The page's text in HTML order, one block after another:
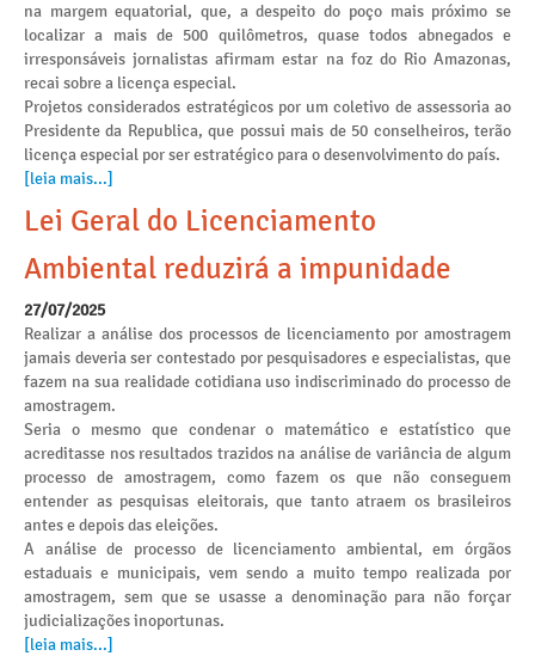
na margem equatorial, que, a despeito do poço mais próximo se
localizar a mais de 500 quilômetros, quase todos abnegados e
irresponsáveis jornalistas afirmam estar na foz do Rio Amazonas,
recai sobre a licença especial.
Projetos considerados estratégicos por um coletivo de assessoria ao
Presidente da Republica, que possui mais de 50 conselheiros, terão
licença especial por ser estratégico para o desenvolvimento do país.
[leia mais...]
Lei Geral do Licenciamento
Ambiental reduzirá a impunidade
27/07/2025
Realizar a análise dos processos de licenciamento por amostragem
jamais deveria ser contestado por pesquisadores e especialistas, que
fazem na sua realidade cotidiana uso indiscriminado do processo de
amostragem.
Seria o mesmo que condenar o matemático e estatístico que
acreditasse nos resultados trazidos na análise de variância de algum
processo de amostragem, como fazem os que não conseguem
entender as pesquisas eleitorais, que tanto atraem os brasileiros
antes e depois das eleições.
A análise de processo de licenciamento ambiental, em órgãos
estaduais e municipais, vem sendo a muito tempo realizada por
amostragem, sem que se usasse a denominação para não forçar
judicializações inoportunas.
[leia mais...]